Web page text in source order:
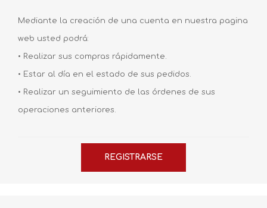
Mediante la creación de una cuenta en nuestra pagina
web usted podrá:
• Realizar sus compras rápidamente.
• Estar al día en el estado de sus pedidos.
• Realizar un seguimiento de las órdenes de sus
operaciones anteriores.